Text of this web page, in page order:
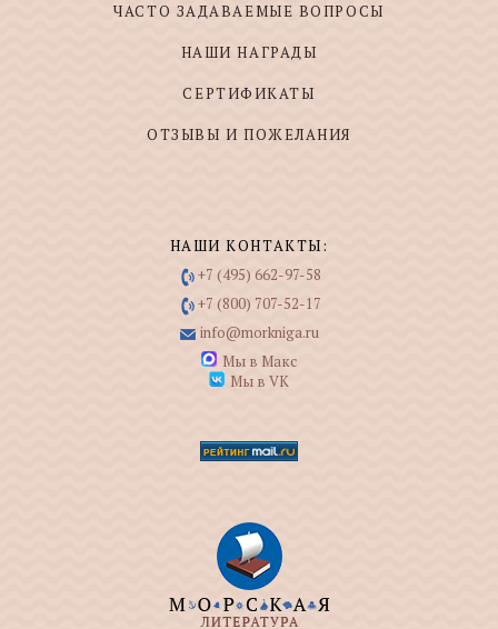
ЧАСТО ЗАДАВАЕМЫЕ ВОПРОСЫ
НАШИ НАГРАДЫ
СЕРТИФИКАТЫ
ОТЗЫВЫ И ПОЖЕЛАНИЯ
НАШИ КОНТАКТЫ:
+7 (495) 662-97-58
+7 (800) 707-52-17
info@morkniga.ru
Мы в Макс
Мы в VK